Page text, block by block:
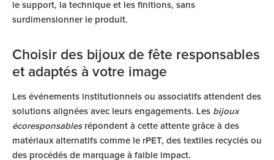
le support, la technique et les finitions, sans
surdimensionner le produit.
Choisir des bijoux de fête responsables
et adaptés à votre image
Les événements institutionnels ou associatifs attendent des
solutions alignées avec leurs engagements. Les bijoux
écoresponsablesrépondent à cette attente grâce à des
matériaux alternatifs comme le rPET, des textiles recyclés ou
des procédés de marquage à faible impact.